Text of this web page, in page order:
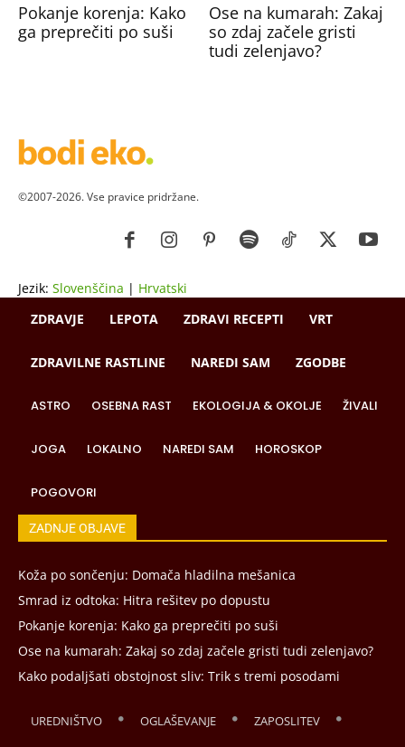
Pokanje korenja: Kako
ga preprečiti po suši
Ose na kumarah: Zakaj
so zdaj začele gristi
tudi zelenjavo?
©2007-2026. Vse pravice pridržane.
Jezik: Slovenščina | Hrvatski
ZDRAVJE
LEPOTA ZDRAVI RECEPTI VRT
ZDRAVILNE RASTLINE NAREDI SAM ZGODBE
ASTRO OSEBNA RAST EKOLOGIJA & OKOLJE ŽIVALI
JOGA LOKALNO NAREDI SAM HOROSKOP
POGOVORI
ZADNJE OBJAVE
Koža po sončenju: Domača hladilna mešanica
Smrad iz odtoka: Hitra rešitev po dopustu
Pokanje korenja: Kako ga preprečiti po suši
Ose na kumarah: Zakaj so zdaj začele gristi tudi zelenjavo?
Kako podaljšati obstojnost sliv: Trik s tremi posodami
UREDNIŠTVO OGLAŠEVANJE ZAPOSLITEV